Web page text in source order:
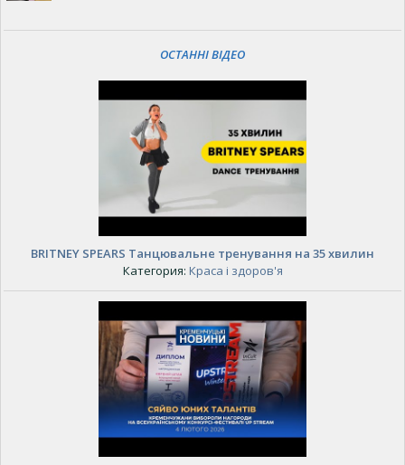
ОСТАННІ ВІДЕО
BRITNEY SPEARS Танцювальне тренування на 35 хвилин
Категория: Краса і здоров'я